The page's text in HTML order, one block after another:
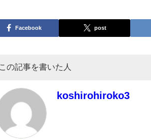
Facebook post
この記事を書いた人
koshirohiroko3